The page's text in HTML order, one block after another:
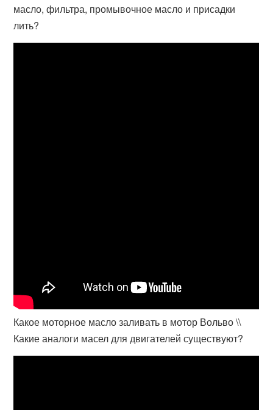
масло, фильтра, промывочное масло и присадки
лить?
Какое моторное масло заливать в мотор Вольво \\
Какие аналоги масел для двигателей существуют?